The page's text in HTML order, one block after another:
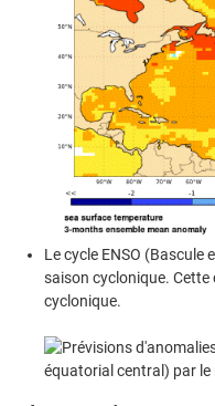
Le cycle ENSO
saison cyclonique.
cyclonique.